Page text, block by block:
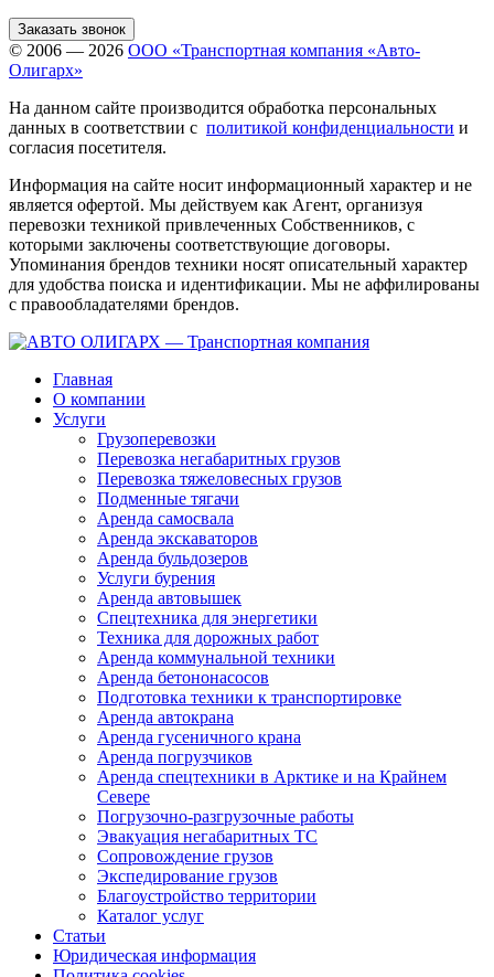
Заказать звонок
© 2006 — 2026 ООО «Транспортная компания «Авто-
Олигарх»
На данном сайте производится обработка персональных
данных в соответствии с политикой конфиденциальности и
согласия посетителя.
Информация на сайте носит информационный характер и не
является офертой. Мы действуем как Агент, организуя
перевозки техникой привлеченных Собственников, с
которыми заключены соответствующие договоры.
Упоминания брендов техники носят описательный характер
для удобства поиска и идентификации. Мы не аффилированы
с правообладателями брендов.
Главная
О компании
Услуги
Грузоперевозки
Перевозка негабаритных грузов
Перевозка тяжеловесных грузов
Подменные тягачи
Аренда самосвала
Аренда экскаваторов
Аренда бульдозеров
Услуги бурения
Аренда автовышек
Спецтехника для энергетики
Техника для дорожных работ
Аренда коммунальной техники
Аренда бетононасосов
Подготовка техники к транспортировке
Аренда автокрана
Аренда гусеничного крана
Аренда погрузчиков
Аренда спецтехники в Арктике и на Крайнем
Севере
Погрузочно-разгрузочные работы
Эвакуация негабаритных ТС
Сопровождение грузов
Экспедирование грузов
Благоустройство территории
Каталог услуг
Статьи
Юридическая информация